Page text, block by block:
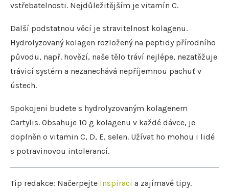
vstřebatelnosti. Nejdůležitějším je vitamín C.
Další podstatnou věcí je stravitelnost kolagenu.
Hydrolyzovaný kolagen rozložený na peptidy přírodního
původu, např. hovězí, naše tělo tráví nejlépe, nezatěžuje
trávicí systém a nezanechává nepříjemnou pachuť v
ústech.
Spokojeni budete s hydrolyzovaným kolagenem
Cartylis. Obsahuje 10 g kolagenu v každé dávce, je
doplněn o vitamin C, D, E, selen. Užívat ho mohou i lidé
s potravinovou intolerancí.
Tip redakce: Načerpejte inspiraci a zajímavé tipy.